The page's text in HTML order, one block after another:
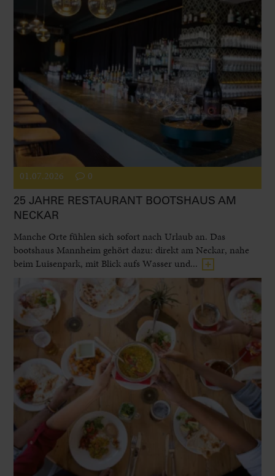
01.07.2026 0
25 JAHRE RESTAURANT BOOTSHAUS AM
NECKAR
Manche Orte fühlen sich sofort nach Urlaub an. Das
bootshaus Mannheim gehört dazu: direkt am Neckar, nahe
beim Luisenpark, mit Blick aufs Wasser und...